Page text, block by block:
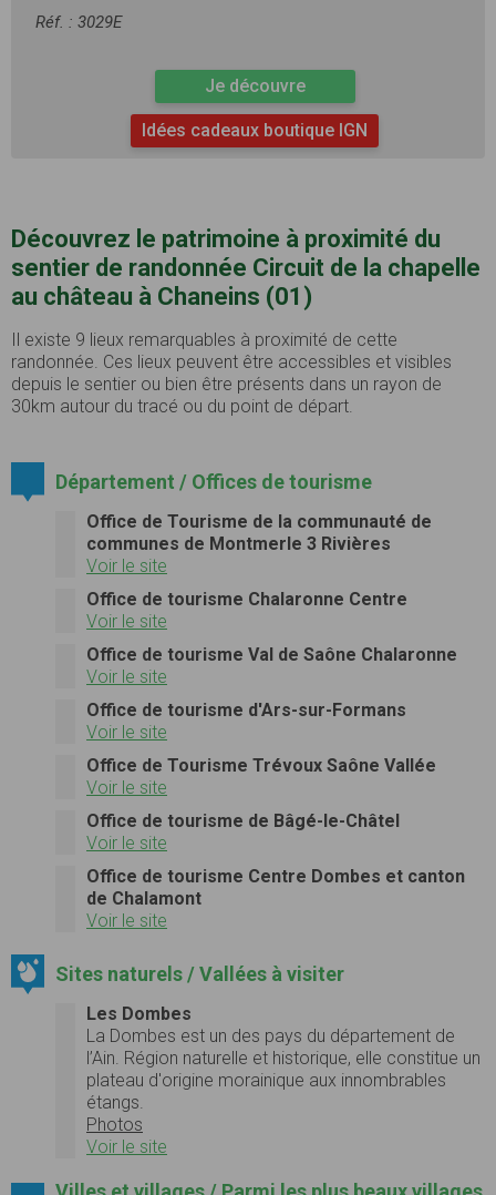
Réf. : 3029E
Je découvre
Idées cadeaux boutique IGN
Découvrez le patrimoine à proximité du
sentier de randonnée Circuit de la chapelle
au château à Chaneins (01)
Il existe 9 lieux remarquables à proximité de cette
randonnée. Ces lieux peuvent être accessibles et visibles
depuis le sentier ou bien être présents dans un rayon de
30km autour du tracé ou du point de départ.
Département / Offices de tourisme
Office de Tourisme de la communauté de
communes de Montmerle 3 Rivières
Voir le site
Office de tourisme Chalaronne Centre
Voir le site
Office de tourisme Val de Saône Chalaronne
Voir le site
Office de tourisme d'Ars-sur-Formans
Voir le site
Office de Tourisme Trévoux Saône Vallée
Voir le site
Office de tourisme de Bâgé-le-Châtel
Voir le site
Office de tourisme Centre Dombes et canton
de Chalamont
Voir le site
Sites naturels / Vallées à visiter
Les Dombes
La Dombes est un des pays du département de
l’Ain. Région naturelle et historique, elle constitue un
plateau d'origine morainique aux innombrables
étangs.
Photos
Voir le site